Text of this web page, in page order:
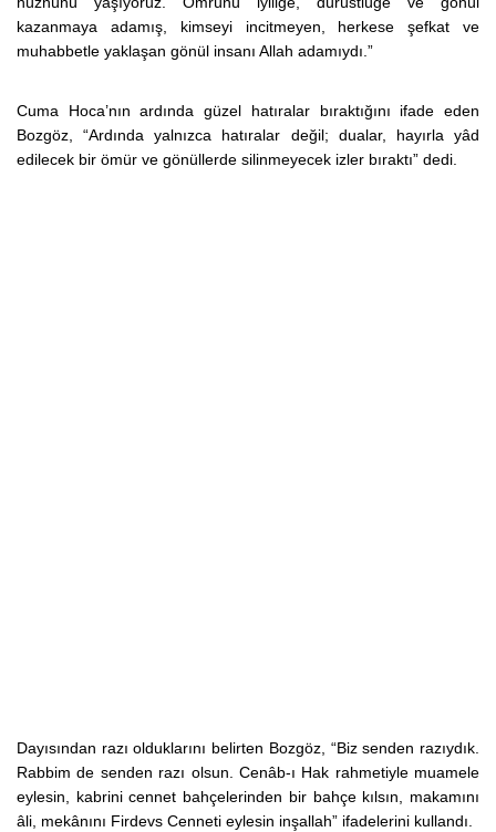
kazanmaya adamış, kimseyi incitmeyen, herkese şefkat ve
muhabbetle yaklaşan gönül insanı Allah adamıydı.”
Cuma Hoca’nın ardında güzel hatıralar bıraktığını ifade eden
Bozgöz, “Ardında yalnızca hatıralar değil; dualar, hayırla yâd
edilecek bir ömür ve gönüllerde silinmeyecek izler bıraktı” dedi.
Dayısından razı olduklarını belirten Bozgöz, “Biz senden razıydık.
Rabbim de senden razı olsun. Cenâb-ı Hak rahmetiyle muamele
eylesin, kabrini cennet bahçelerinden bir bahçe kılsın, makamını
âli, mekânını Firdevs Cenneti eylesin inşallah” ifadelerini kullandı.